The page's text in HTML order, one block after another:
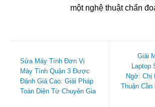
một nghệ thuật chẩn
Sửa Máy Tính Đơn Vị
Máy Tính Quận 3 Được
Đánh Giá Cao: Giải Pháp
Toàn Diện Từ Chuyên Gia
Giải
Ngờ: Chị
Thuận